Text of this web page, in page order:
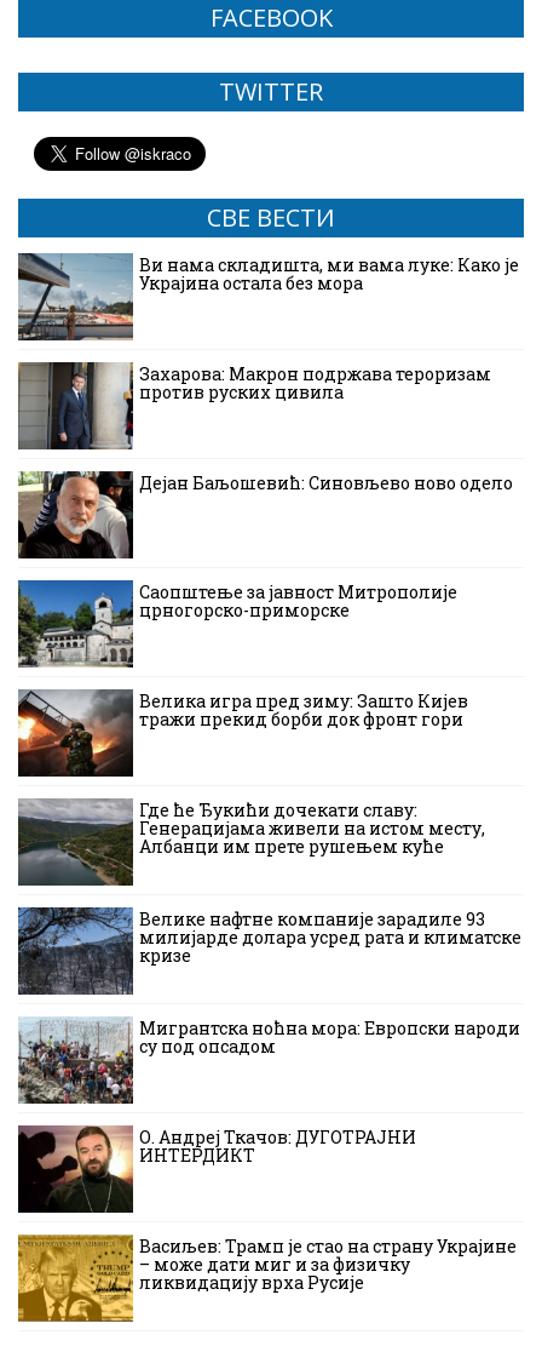
FACEBOOK
TWITTER
СВЕ ВЕСТИ
Ви нама складишта, ми вама луке: Како је
Украјина остала без мора
Захарова: Макрон подржава тероризам
против руских цивила
Дејан Баљошевић: Синовљево ново одело
Саопштење за јавност Митрополије
црногорско-приморске
Велика игра пред зиму: Зашто Кијев
тражи прекид борби док фронт гори
Где ће Ђукићи дочекати славу:
Генерацијама живели на истом месту,
Албанци им прете рушењем куће
Велике нафтне компаније зарадиле 93
милијарде долара усред рата и климатске
кризе
Мигрантска ноћна мора: Европски народи
су под опсадом
О. Андреј Ткачов: ДУГОТРАЈНИ
ИНТЕРДИКТ
Васиљев: Трамп је стао на страну Украјине
– може дати миг и за физичку
ликвидацију врха Русије